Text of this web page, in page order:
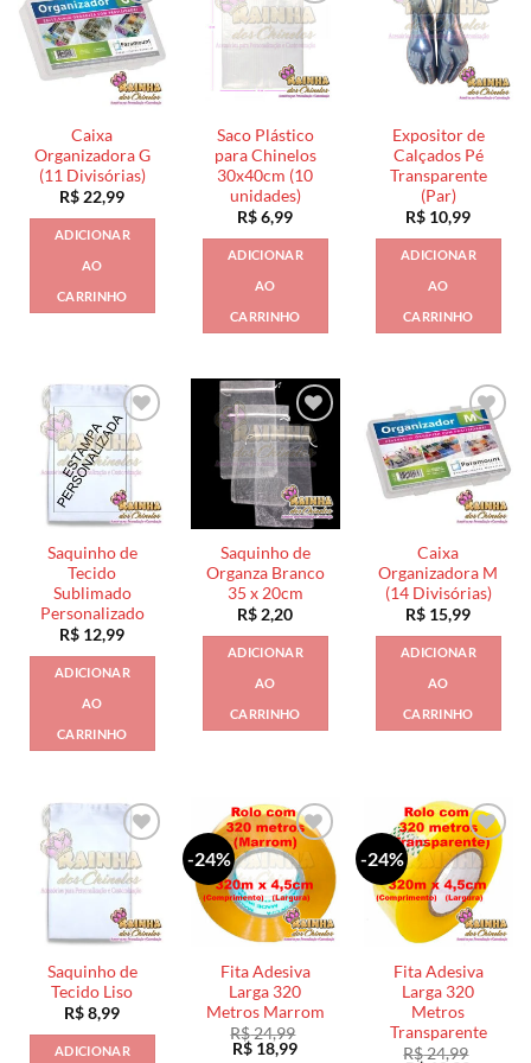
Caixa
Organizadora G
(11 Divisórias)
R$ 22,99
ADICIONAR
AO
CARRINHO
Saco Plástico
para Chinelos
30x40cm (10
unidades)
R$6,99
ADICIONAR
AO
CARRINHO
Expositor de
Calçados Pé
Transparente
(Par)
R$ 10,99
ADICIONAR
AO
CARRINHO
Saquinho de
Tecido
Sublimado
Personalizado
R$ 12,99
ADICIONAR
AO
CARRINHO
Saquinho de
Organza Branco
35 x 20cm
R$2,20
ADICIONAR
AO
CARRINHO
Caixa
Organizadora M
(14 Divisórias)
R$ 15,99
ADICIONAR
AO
CARRINHO
Saquinho de
Tecido Liso
R$8,99
ADICIONAR
-24%
Fita Adesiva
Larga 320
Metros Marrom
R$24,99
O
R$ 18,99O
-24%
Fita Adesiva
Larga 320
Metros
Transparente
R$24,99